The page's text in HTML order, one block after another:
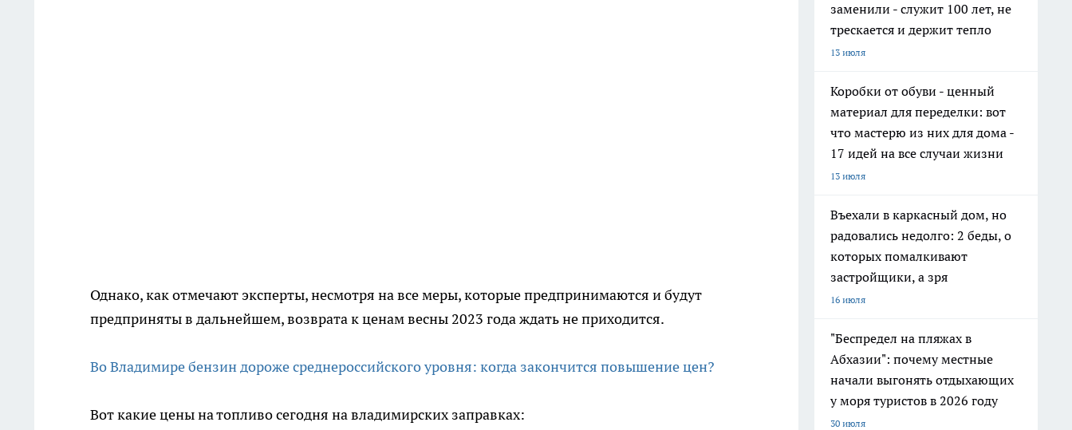
Однако, как отмечают эксперты, несмотря на все меры, которые предпринимаются и будут
предприняты в дальнейшем, возврата к ценам весны 2023 года ждать не приходится.
Во Владимире бензин дороже среднероссийского уровня: когда закончится повышение цен?
Вот какие цены на топливо сегодня на владимирских заправках:
заменили - служит 100 лет, не
трескается и держит тепло
13 июля
Коробки от обуви - ценный
материал для переделки: вот
что мастерю из них для дома -
17 идей на все случаи жизни
13 июля
Въехали в каркасный дом, но
радовались недолго: 2 беды, о
которых помалкивают
застройщики, а зря
16 июля
"Беспредел на пляжах в
Абхазии": почему местные
начали выгонять отдыхающих
у моря туристов в 2026 году
30 июля